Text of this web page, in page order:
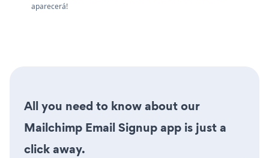
aparecerá!
All you need to know about our
Mailchimp Email Signup app is just a
click away.